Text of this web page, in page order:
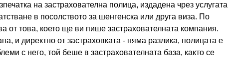
на застрахователна полица, издадена чрез услугата
в посолството за шенгенска или друга виза. По
от това, което ще ви пише застрахователната компания.
и директно от застраховката - няма разлика, полицата е
с него, той беше в застрахователната база, както се